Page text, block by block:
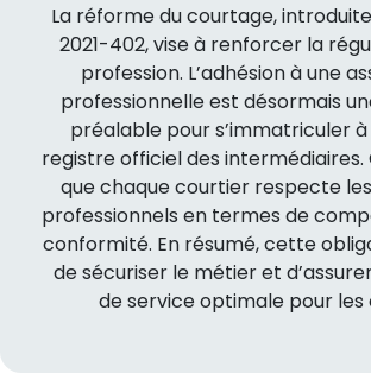
La réforme du courtage,
2021-402, vise à renforcer la
profession. L’adhésion à une
professionnelle est désormais
préalable pour s’immatriculer à
registre officiel des
que chaque courtier respecte
professionnels en termes de
conformité. En résumé, cette
de sécuriser le métier et
de service optimale pour les